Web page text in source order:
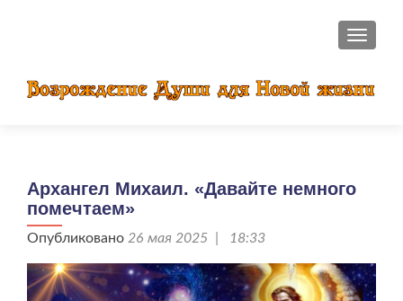
Архангел Михаил. «Давайте немного
помечтаем»
Опубликовано 26 мая 2025 | 18:33